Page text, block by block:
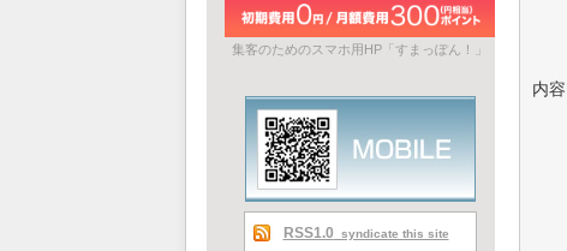
集客のためのスマホ用HP「すまっぽん！」
RSS1.0 syndicate this site
内容